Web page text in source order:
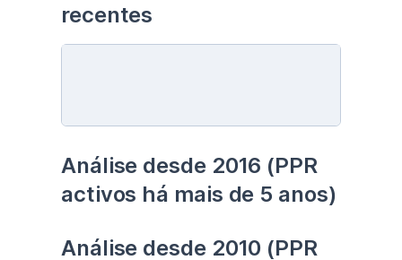
recentes
Análise desde 2016 (PPR
activos há mais de 5 anos)
Análise desde 2010 (PPR